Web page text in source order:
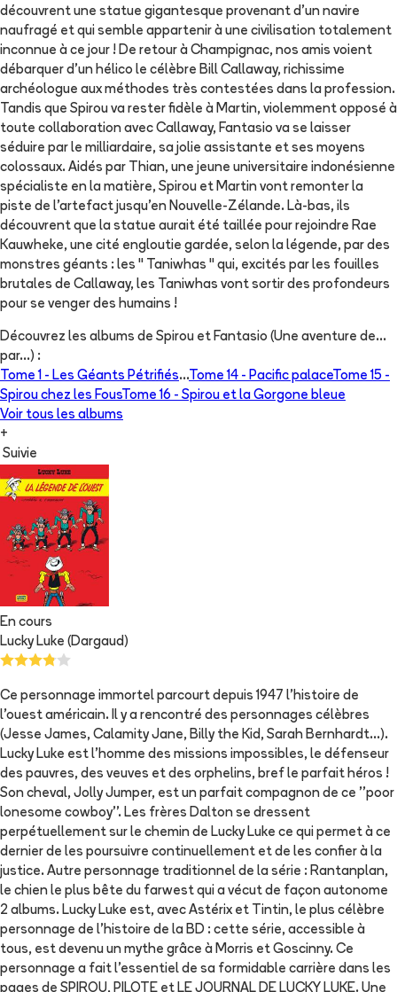
découvrent une statue gigantesque provenant d'un navire
naufragé et qui semble appartenir à une civilisation totalement
inconnue à ce jour ! De retour à Champignac, nos amis voient
débarquer d'un hélico le célèbre Bill Callaway, richissime
archéologue aux méthodes très contestées dans la profession.
Tandis que Spirou va rester fidèle à Martin, violemment opposé à
toute collaboration avec Callaway, Fantasio va se laisser
séduire par le milliardaire, sa jolie assistante et ses moyens
colossaux. Aidés par Thian, une jeune universitaire indonésienne
spécialiste en la matière, Spirou et Martin vont remonter la
piste de l'artefact jusqu'en Nouvelle-Zélande. Là-bas, ils
découvrent que la statue aurait été taillée pour rejoindre Rae
Kauwheke, une cité engloutie gardée, selon la légende, par des
monstres géants : les " Taniwhas " qui, excités par les fouilles
brutales de Callaway, les Taniwhas vont sortir des profondeurs
pour se venger des humains !
Découvrez les albums de Spirou et Fantasio (Une aventure de...
par...) :
Tome 1 - Les Géants Pétrifiés...Tome 14 - Pacific palaceTome 15 -
Spirou chez les FousTome 16 - Spirou et la Gorgone bleue
Voir tous les albums
+
Suivie
En cours
Lucky Luke (Dargaud)
Ce personnage immortel parcourt depuis 1947 l'histoire de
l'ouest américain. Il y a rencontré des personnages célèbres
(Jesse James, Calamity Jane, Billy the Kid, Sarah Bernhardt...).
Lucky Luke est l'homme des missions impossibles, le défenseur
des pauvres, des veuves et des orphelins, bref le parfait héros !
Son cheval, Jolly Jumper, est un parfait compagnon de ce ''poor
lonesome cowboy''. Les frères Dalton se dressent
perpétuellement sur le chemin de Lucky Luke ce qui permet à ce
dernier de les poursuivre continuellement et de les confier à la
justice. Autre personnage traditionnel de la série : Rantanplan,
le chien le plus bête du farwest qui a vécut de façon autonome
2 albums. Lucky Luke est, avec Astérix et Tintin, le plus célèbre
personnage de l'histoire de la BD : cette série, accessible à
tous, est devenu un mythe grâce à Morris et Goscinny. Ce
personnage a fait l'essentiel de sa formidable carrière dans les
pages de SPIROU, PILOTE et LE JOURNAL DE LUCKY LUKE. Une